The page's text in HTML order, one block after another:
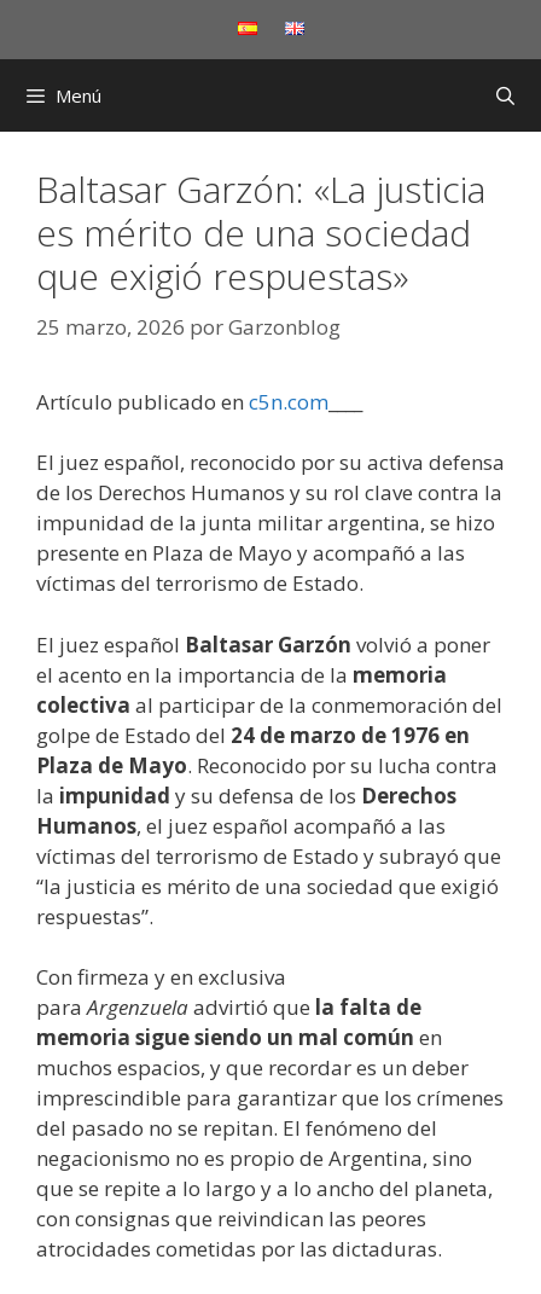
Menú
Baltasar Garzón: «La justicia
es mérito de una sociedad
que exigió respuestas»
25 marzo, 2026 porGarzonblog
Artículo publicado en c5n.com
El juez español, reconocido por su activa defensa
de los Derechos Humanos y su rol clave contra la
impunidad de la junta militar argentina, se hizo
presente en Plaza de Mayo y acompañó a las
víctimas del terrorismo de Estado.
El juez español Baltasar Garzón volvió a poner
el acento en la importancia de la memoria
colectiva al participar de la conmemoración del
golpe de Estado del 24 de marzo de 1976 en
Plaza de Mayo. Reconocido por su lucha contra
la impunidad y su defensa de los Derechos
Humanos, el juez español acompañó a las
víctimas del terrorismo de Estado y subrayó que
“la justicia es mérito de una sociedad que exigió
respuestas”.
Con firmeza y en exclusiva
paraArgenzuelaadvirtió que la falta de
memoria sigue siendo un mal común en
muchos espacios, y que recordar es un deber
imprescindible para garantizar que los crímenes
del pasado no se repitan. El fenómeno del
negacionismo no es propio de Argentina, sino
que se repite a lo largo y a lo ancho del planeta,
con consignas que reivindican las peores
atrocidades cometidas por las dictaduras.